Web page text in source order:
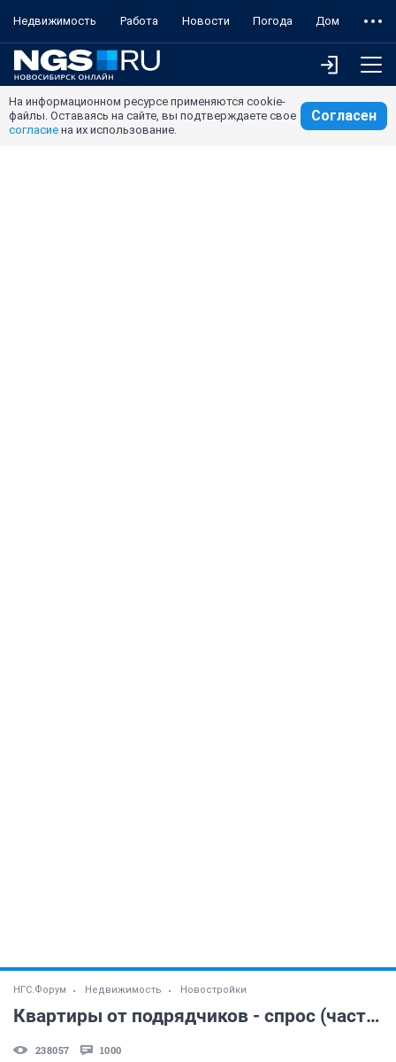
Недвижимость Работа Новости Погода Дом
На информационном ресурсе применяются cookie-
файлы. Оставаясь на сайте, вы подтверждаете свое
согласие на их использование.
Согласен
НГС.Форум Недвижимость Новостройки
Квартиры от подрядчиков - спрос (часть 3)
238057 1000